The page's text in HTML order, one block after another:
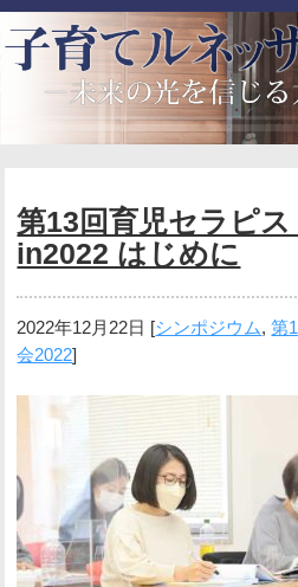
第13回育児セラピ
in2022 はじめに
2022年12月22日 [シンポジウム,第
会2022]